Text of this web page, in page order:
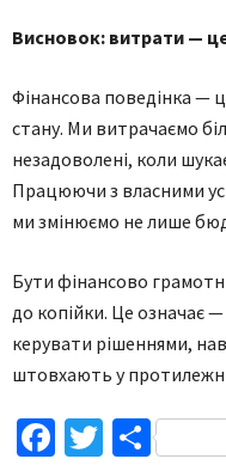
Висновок: витрати —
Фінансова поведінка —
стану. Ми витрачаємо
незадоволені, коли
Працюючи з власними
ми змінюємо не лише
Бути фінансово
до копійки. Це означає
керувати рішеннями,
штовхають у
Facebook
Twitter